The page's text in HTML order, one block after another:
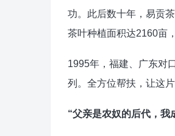
功。此后数十年，易贡
茶叶种植面积达2160亩
1995年，福建、广东对
列。全方位帮扶，让这片
“父亲是农奴的后代，我